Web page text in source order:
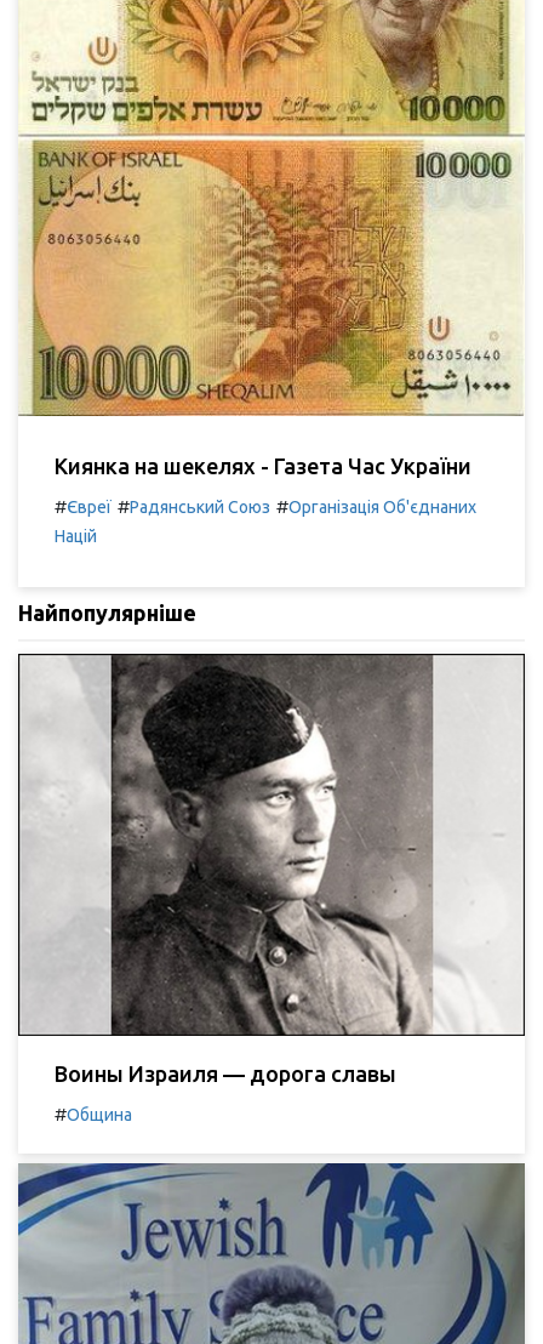
Киянка на шекелях - Газета Час України
#Євреї #Радянський Союз #Організація Об'єднаних
Націй
Найпопулярніше
Воины Израиля — дорога славы
#Община